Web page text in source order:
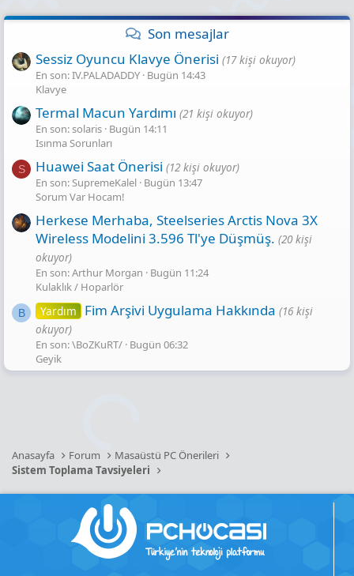
Son mesajlar
Sessiz Oyuncu Klavye Önerisi (17 kişi okuyor)
En son: IV.PALADADDY Bugün 14:43
Klavye
Termal Macun Yardımı (21 kişi okuyor)
En son: solaris Bugün 14:11
Isınma Sorunları
S Huawei Saat Önerisi (12 kişi okuyor)
En son: SupremeKalel Bugün 13:47
Sorum Var Hocam!
Herkese Merhaba, Steelseries Arctis Nova 3X
Wireless Modelini 3.596 Tl'ye Düşmüş. (20 kişi
okuyor)
En son: Arthur Morgan
Bugün 11:24
Kulaklık / Hoparlör
B Yardım Fim Arşivi Uygulama Hakkında (16 kişi
okuyor)
En son: \BoZKuRT/ Bugün 06:32
Geyik
Anasayfa Forum
Masaüstü PC Önerileri
Sistem Toplama Tavsiyeleri